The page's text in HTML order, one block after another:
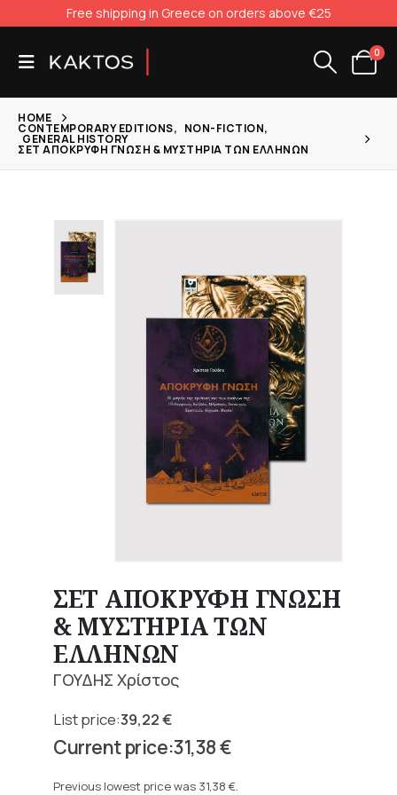
Free shipping in Greece on orders above €25
0
HOME
CONTEMPORARY EDITIONS, NON-FICTION,
GENERAL HISTORY
ΣΕΤ ΑΠΟΚΡΥΦΗ ΓΝΩΣΗ & ΜΥΣΤΗΡΙΑ ΤΩΝ ΕΛΛΗΝΩΝ
ΣΕΤ ΑΠΟΚΡΥΦΗ ΓΝΩΣΗ
& ΜΥΣΤΗΡΙΑ ΤΩΝ
ΕΛΛΗΝΩΝ
ΓΟΥΔΗΣ Χρίστος
39,22€
Original
price 31,38€
price
Previous lowest price was 31,38 €.